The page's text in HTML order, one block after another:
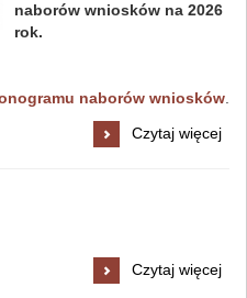
naborów wniosków na 2026
rok.
naborów wniosków
Aktualizacja
Harmonogramu
rok:
Czytaj więcej
Dzień
Sołtysa:
Czytaj więcej